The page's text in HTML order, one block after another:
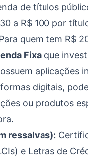
de títulos
a R$ 100 por
quem tem R$
Fixa que
aplicações
digitais,
ou produtos
ressalvas):
e Letras de